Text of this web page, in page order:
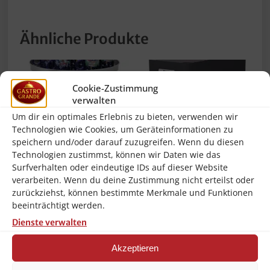
Cookie-Zustimmung
verwalten
Um dir ein optimales Erlebnis zu bieten, verwenden wir
Technologien wie Cookies, um Geräteinformationen zu
speichern und/oder darauf zuzugreifen. Wenn du diesen
Technologien zustimmst, können wir Daten wie das
Surfverhalten oder eindeutige IDs auf dieser Website
verarbeiten. Wenn du deine Zustimmung nicht erteilst oder
zurückziehst, können bestimmte Merkmale und Funktionen
beeinträchtigt werden.
Dienste verwalten
Akzeptieren
Ähnliche Produkte
Bartscher
Glühweinkessel
Einkochtopf 25 Liter +
Warmhaltedeckel –
Komplettset
Hendi Kaffeemaschine